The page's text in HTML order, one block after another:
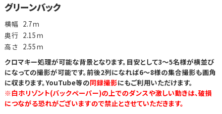
グリーンバック
横幅 2.7ｍ
奥行 2.15ｍ
高さ 2.55ｍ
クロマキー処理が可能な背景となります。目安として3～5名様が横並び
になっての撮影が可能です。前後2列になれば6～8様の集合撮影も画角
に収まります。YouTube等の同録撮影にもご利用いただけます。
※白ホリゾント(バックペーパー)の上でのダンスや激しい動きは、破損
につながる恐れがございますので禁止とさせていただきます。